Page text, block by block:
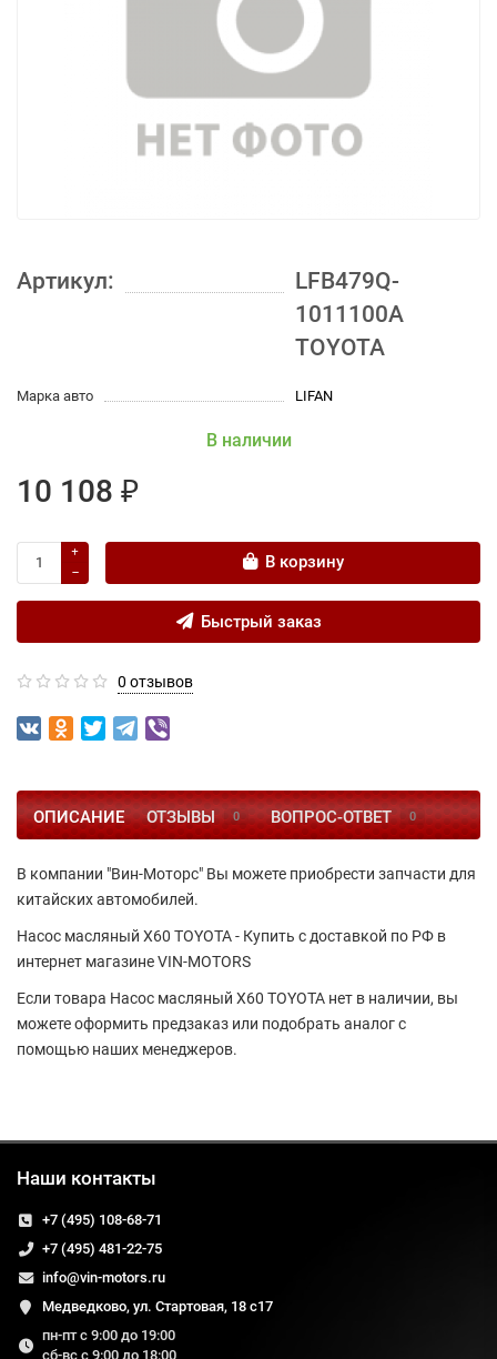
Артикул:
LFB479Q-
1011100A
TOYOTA
Марка авто LIFAN
В наличии
10 108 ₽
В корзину
Быстрый заказ
0 отзывов
ОПИСАНИЕ ОТЗЫВЫ 0 ВОПРОС-ОТВЕТ 0
В компании "Вин-Моторс" Вы можете приобрести запчасти для
китайских автомобилей.
Насос масляный X60 TOYOTA - Купить с доставкой по РФ в
интернет магазине VIN-MOTORS
Если товара Насос масляный X60 TOYOTA нет в наличии, вы
можете оформить предзаказ или подобрать аналог с
помощью наших менеджеров.
Наши контакты
+7 (495) 108-68-71
+7 (495) 481-22-75
info@vin-motors.ru
Медведково, ул. Стартовая, 18 с17
пн-пт с 9:00 до 19:00
сб-вс с 9:00 до 18:00